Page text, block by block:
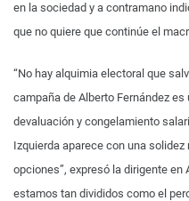
en la sociedad y a contramano
que no quiere que continúe el
“No hay alquimia electoral que
campaña de Alberto Fernández
devaluación y congelamiento
Izquierda aparece con una
opciones”, expresó la dirigente en
estamos tan divididos como el